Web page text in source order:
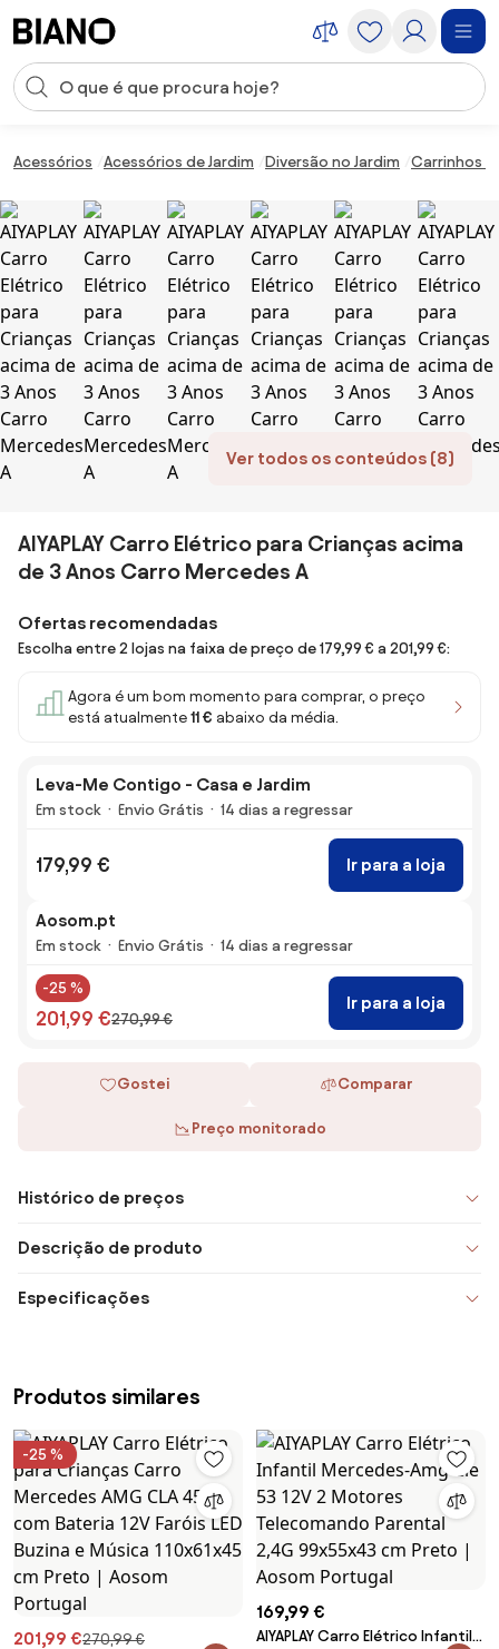
Entrada de pesquisa
Acessórios Acessórios de Jardim Diversão no Jardim Carrinhos e
Ver todos os conteúdos (8)
AIYAPLAY Carro Elétrico para Crianças acima
de 3 Anos Carro Mercedes A
Ofertas recomendadas
Escolha entre 2 lojas na faixa de preço de 179,99 € a 201,99 €:
Agora é um bom momento para comprar, o preço
está atualmente 11 € abaixo da média.
Leva-Me Contigo - Casa e Jardim
Em stock Envio Grátis 14 dias a regressar
179,99 € Ir para a loja
Aosom.pt
Em stock Envio Grátis 14 dias a regressar
-25 %
201,99 €270,99 €
Ir para a loja
Gostei Comparar
Preço monitorado
Histórico de preços
Descrição de produto
Especificações
Produtos similares
-25 %
201,99 €270,99 €
169,99 €
AIYAPLAY Carro Elétrico Infantil